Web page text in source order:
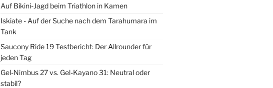
Auf Bikini-Jagd beim Triathlon in Kamen
Iskiate - Auf der Suche nach dem Tarahumara im
Tank
Saucony Ride 19 Testbericht: Der Allrounder für
jeden Tag
Gel-Nimbus 27 vs. Gel-Kayano 31: Neutral oder
stabil?